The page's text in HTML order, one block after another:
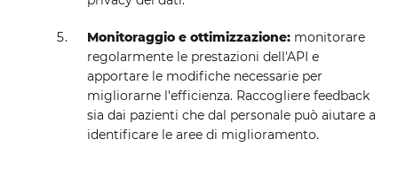
Monitoraggio e ottimizzazione: monitorare
regolarmente le prestazioni dell'API e
apportare le modifiche necessarie per
migliorarne l'efficienza. Raccogliere feedback
sia dai pazienti che dal personale può aiutare a
identificare le aree di miglioramento.